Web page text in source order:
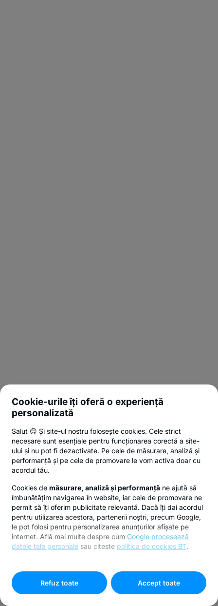
Cookie-urile îți oferă o experiență
personalizată
Salut 😊 Și site-ul nostru folosește cookies. Cele strict
necesare sunt esențiale pentru funcționarea corectă a site-
ului și nu pot fi dezactivate. Pe cele de măsurare, analiză și
performanță și pe cele de promovare le vom activa doar cu
acordul tău.
Cookies de măsurare, analiză și performanță ne ajută să
îmbunătățim navigarea în website, iar cele de promovare ne
permit să îți oferim publicitate relevantă. Dacă îți dai acordul
pentru utilizarea acestora, partenerii noștri, precum Google,
le pot folosi pentru personalizarea anunțurilor afișate pe
internet. Află mai multe despre cum Google procesează
datele tale personale sau citeste politica de cookies BT.
cookies"
Refuz toate
Accept toate